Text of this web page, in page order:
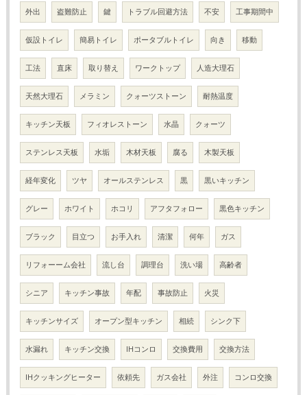
外出 盗難防止 鍵 トラブル回避方法 不安 工事期間中
仮設トイレ 簡易トイレ ポータブルトイレ 向き 移動
工法 直床 取り替え ワークトップ 人造大理石
天然大理石 メラミン クォーツストーン 耐熱温度
キッチン天板 フィオレストーン 水晶 クォーツ
ステンレス天板 水垢 木材天板 腐る 木製天板
経年変化 ツヤ オールステンレス 黒 黒いキッチン
グレー ホワイト ホコリ アフタフォロー 黒色キッチン
ブラック 目立つ お手入れ 清潔 何年 ガス
リフォーーム会社 流し台 調理台 洗い場 高齢者
シニア キッチン事故 年配 事故防止 火災
キッチンサイズ オープン型キッチン 相続 シンク下
水漏れ キッチン交換 IHコンロ 交換費用 交換方法
IHクッキングヒーター 依頼先 ガス会社 外注 コンロ交換